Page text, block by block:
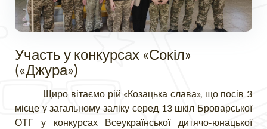
Участь у конкурсах «Сокіл»
(«Джура»)
Щиро вітаємо рій «Козацька слава», що посів 3
місце у загальному заліку серед 13 шкіл Броварської
ОТГ у конкурсах Всеукраїнської дитячо-юнацької